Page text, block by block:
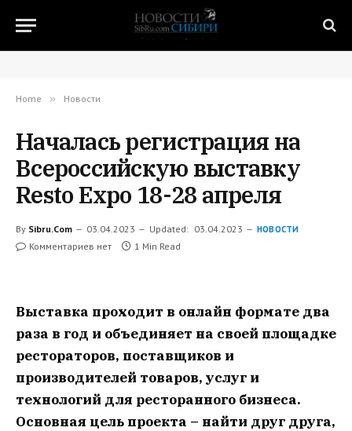
Home » Новости
Началась регистрация на
Всероссийскую выставку
Resto Expo 18-28 апреля
By Sibru.Com 03.04.2023 Updated: 03.04.2023 НОВОСТИ
Комментариев нет 1 Min Read
Выставка проходит в онлайн формате два
раза в год и объединяет на своей площадке
рестораторов, поставщиков и
производителей товаров, услуг и
технологий для ресторанного бизнеса.
Основная цель проекта – найти друг друга,